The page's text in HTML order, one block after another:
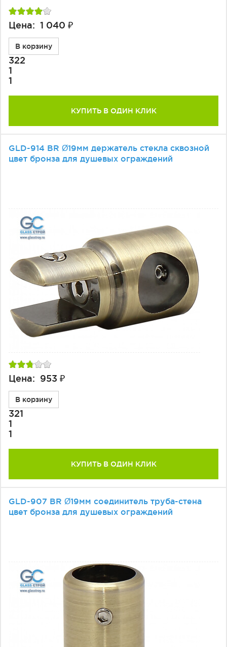
Цена: 1 040 ₽
В корзину
322
1
1
КУПИТЬ В ОДИН КЛИК
GLD-914 BR Ø19мм держатель стекла сквозной
цвет бронза для душевых ограждений
Цена: 953 ₽
В корзину
321
1
1
КУПИТЬ В ОДИН КЛИК
GLD-907 BR Ø19мм соединитель труба-стена
цвет бронза для душевых ограждений